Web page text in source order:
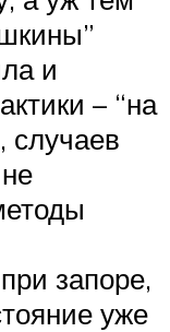
и
– “на
случаев
запоре,
уже